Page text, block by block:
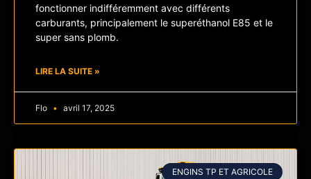
fonctionner indifféremment avec différents
carburants, principalement le superéthanol E85 et le
super sans plomb.
LIRE LA SUITE »
Flo avril 17, 2025
ENGINS TP ET AGRICOLE